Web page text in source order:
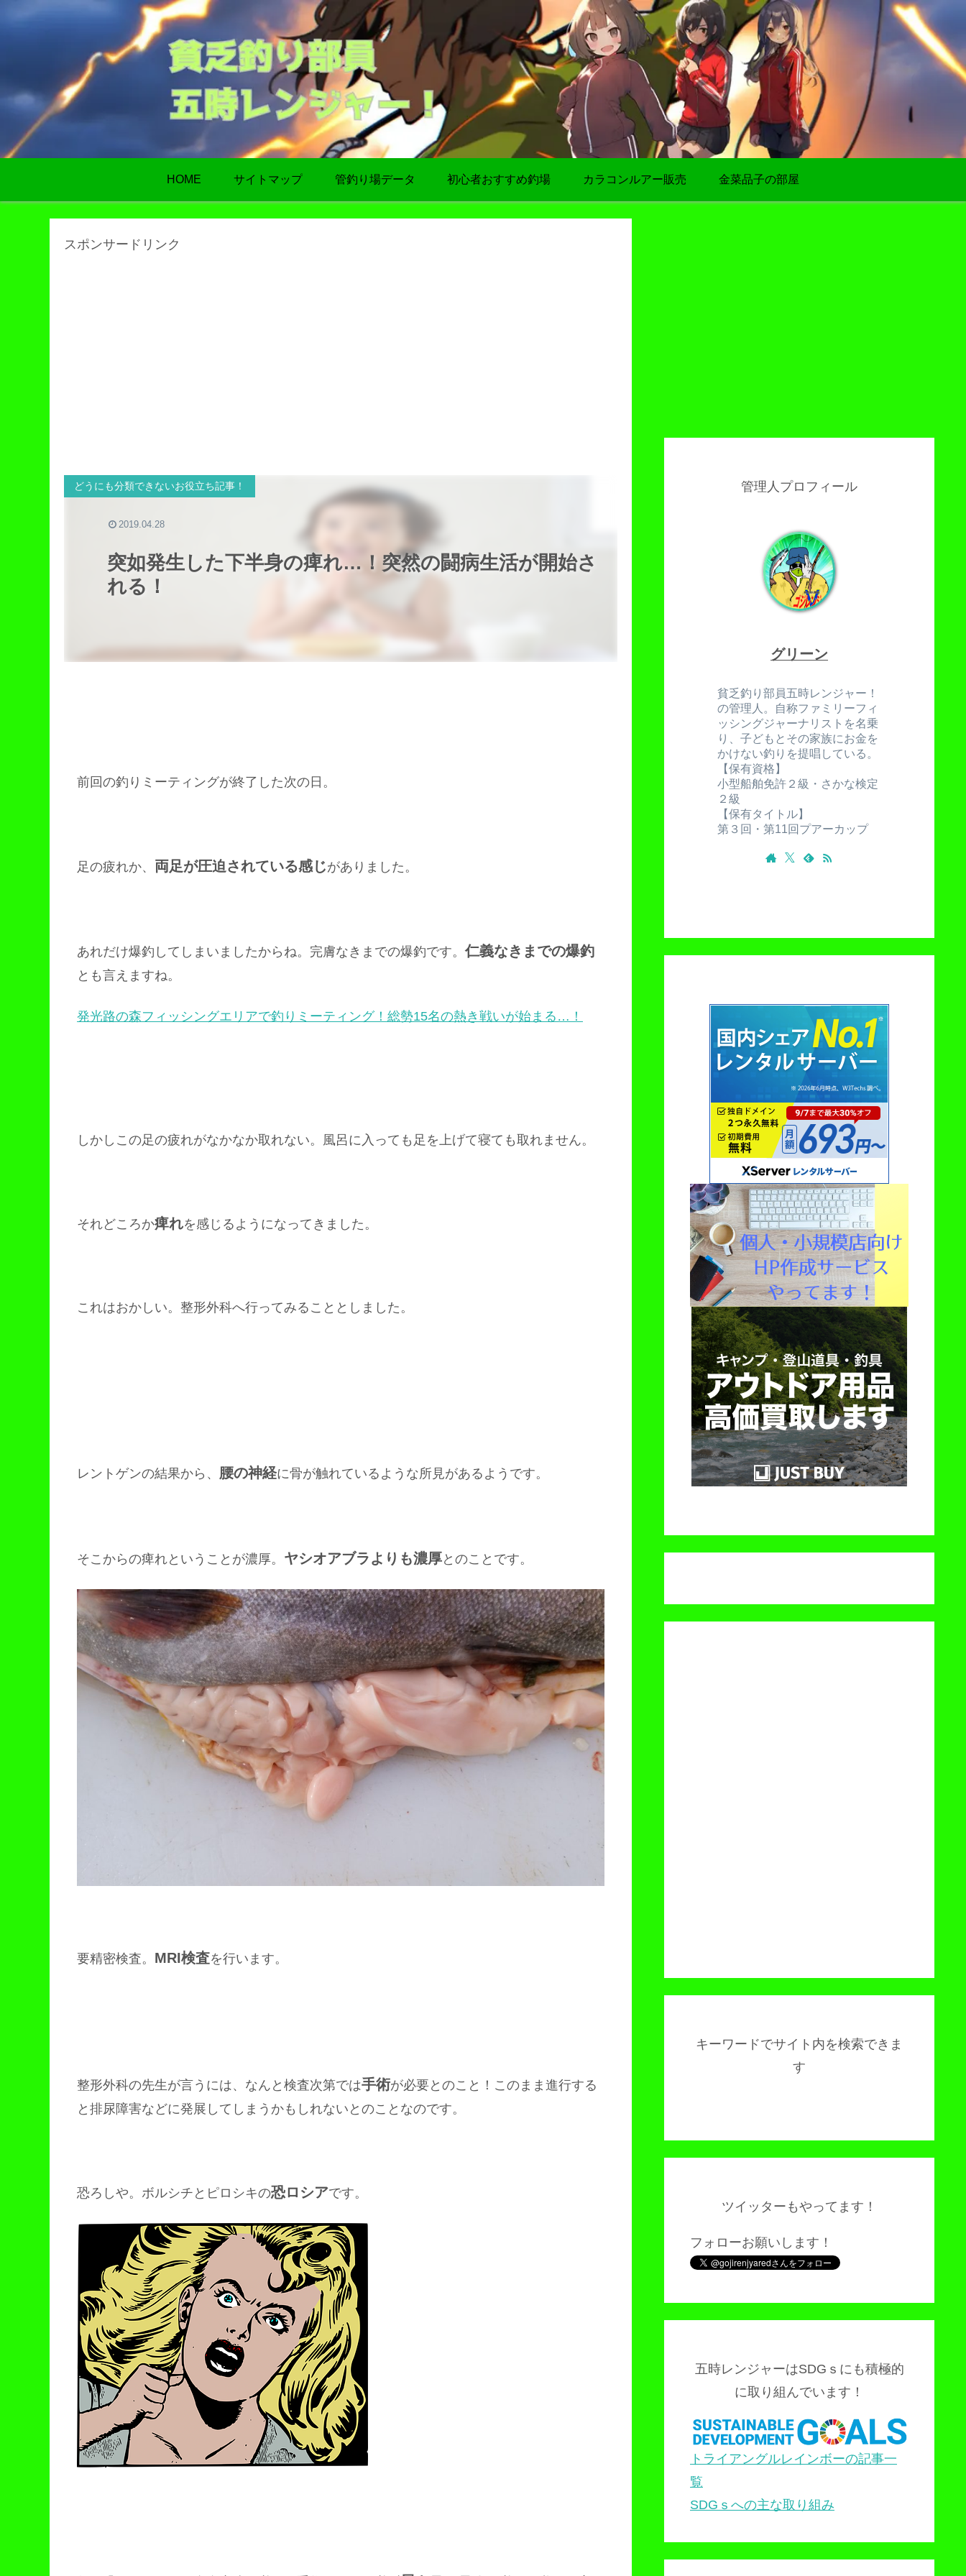
HOME サイトマップ 管釣り場データ 初心者おすすめ釣場 カラコンルアー販売 金菜品子の部屋
スポンサードリンク
突如発生した下半身の痺れ…！突然の闘病生活が開始さ
れる！
どうにも分類できないお役立ち記事！
2019.04.28
前回の釣りミーティングが終了した次の日。
足の疲れか、 両足が圧迫されている感じがありました。
あれだけ爆釣してしまいましたからね。完膚なきまでの爆釣です。仁義なきまでの爆釣
とも言えますね。
発光路の森フィッシングエリアで釣りミーティング！総勢15名の熱き戦いが始まる…！
しかしこの足の疲れがなかなか取れない。風呂に入っても足を上げて寝ても取れません。
それどころか痺れを感じるようになってきました。
これはおかしい。整形外科へ行ってみることとしました。
レントゲンの結果から、 腰の神経に骨が触れているような所見があるようです。
そこからの痺れということが濃厚。 ヤシオアブラよりも濃厚とのことです。
要精密検査。 MRI検査を行います。
整形外科の先生が言うには、なんと検査次第では手術が必要とのこと！このまま進行する
と排尿障害などに発展してしまうかもしれないとのことなのです。
恐ろしや。ボルシチとピロシキの恐ロシアです。
管理人プロフィール
グリーン
貧乏釣り部員五時レンジャー！
の管理人。自称ファミリーフィ
ッシングジャーナリストを名乗
り、子どもとその家族にお金を
かけない釣りを提唱している。
【保有資格】
小型船舶免許２級・さかな検定
２級
【保有タイトル】
第３回・第11回プアーカップ
キーワードでサイト内を検索できま
す
ツイッターもやってます！
フォローお願いします！
五時レンジャーはSDGｓにも積極的
に取り組んでいます！
トライアングルレインボーの記事一
覧
SDGｓへの主な取り組み